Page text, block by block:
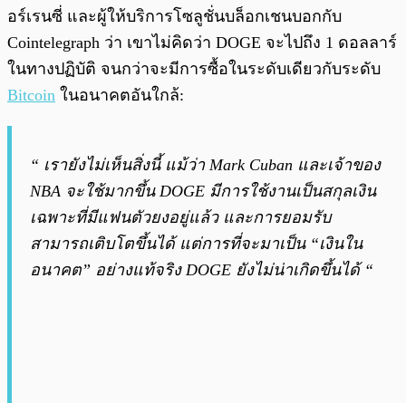
อร์เรนซี่ และผู้ให้บริการโซลูชั่นบล็อกเชนบอกกับ
Cointelegraph ว่า เขาไม่คิดว่า DOGE จะไปถึง 1 ดอลลาร์
ในทางปฏิบัติ จนกว่าจะมีการซื้อในระดับเดียวกับระดับ
Bitcoin ในอนาคตอันใกล้:
“ เรายังไม่เห็นสิ่งนี้ แม้ว่า Mark Cuban และเจ้าของ
NBA จะใช้มากขึ้น DOGE มีการใช้งานเป็นสกุลเงิน
เฉพาะที่มีแฟนตัวยงอยู่แล้ว และการยอมรับ
สามารถเติบโตขึ้นได้ แต่การที่จะมาเป็น “เงินใน
อนาคต” อย่างแท้จริง DOGE ยังไม่น่าเกิดขึ้นได้ “